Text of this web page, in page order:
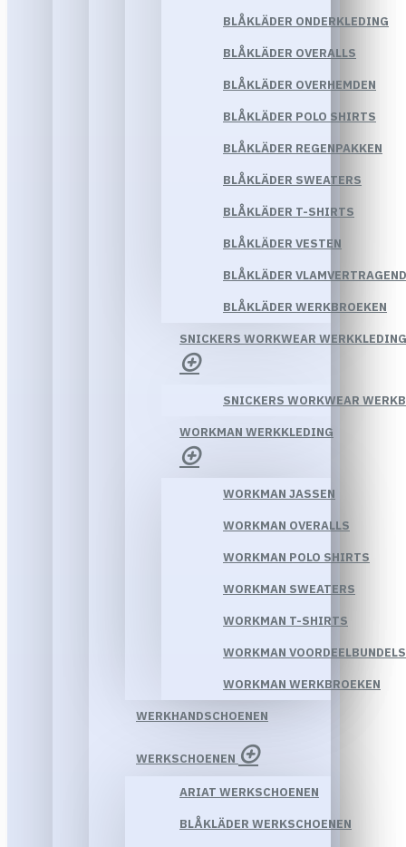
BLÅKLÄDER ONDERKLEDING
BLÅKLÄDER OVERALLS
BLÅKLÄDER OVERHEMDEN
BLÅKLÄDER POLO SHIRTS
BLÅKLÄDER REGENPAKKEN
BLÅKLÄDER SWEATERS
BLÅKLÄDER T-SHIRTS
BLÅKLÄDER VESTEN
BLÅKLÄDER
BLÅKLÄDER WERKBROEKEN
SNICKERS WORKWEAR WERKKLEDING
SNICKERS WORKWEAR
WORKMAN WERKKLEDING
WORKMAN JASSEN
WORKMAN OVERALLS
WORKMAN POLO SHIRTS
WORKMAN SWEATERS
WORKMAN T-SHIRTS
WORKMAN VOORDEELBUNDELS
WORKMAN WERKBROEKEN
WERKHANDSCHOENEN
WERKSCHOENEN
ARIAT WERKSCHOENEN
BLÅKLÄDER WERKSCHOENEN